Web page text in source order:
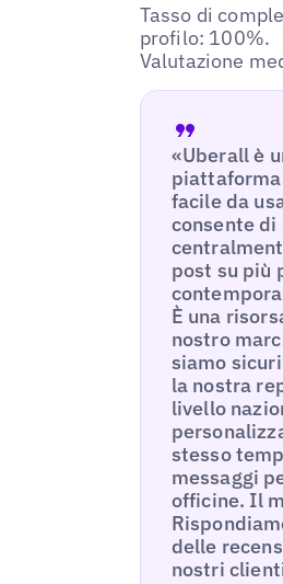
Tasso di
profilo: 100%.
Valutazione
«Uberall è
facile da
consente
post su più
È una
nostro
siamo
la nostra
livello
stesso
messaggi
officine. Il
delle
nostri